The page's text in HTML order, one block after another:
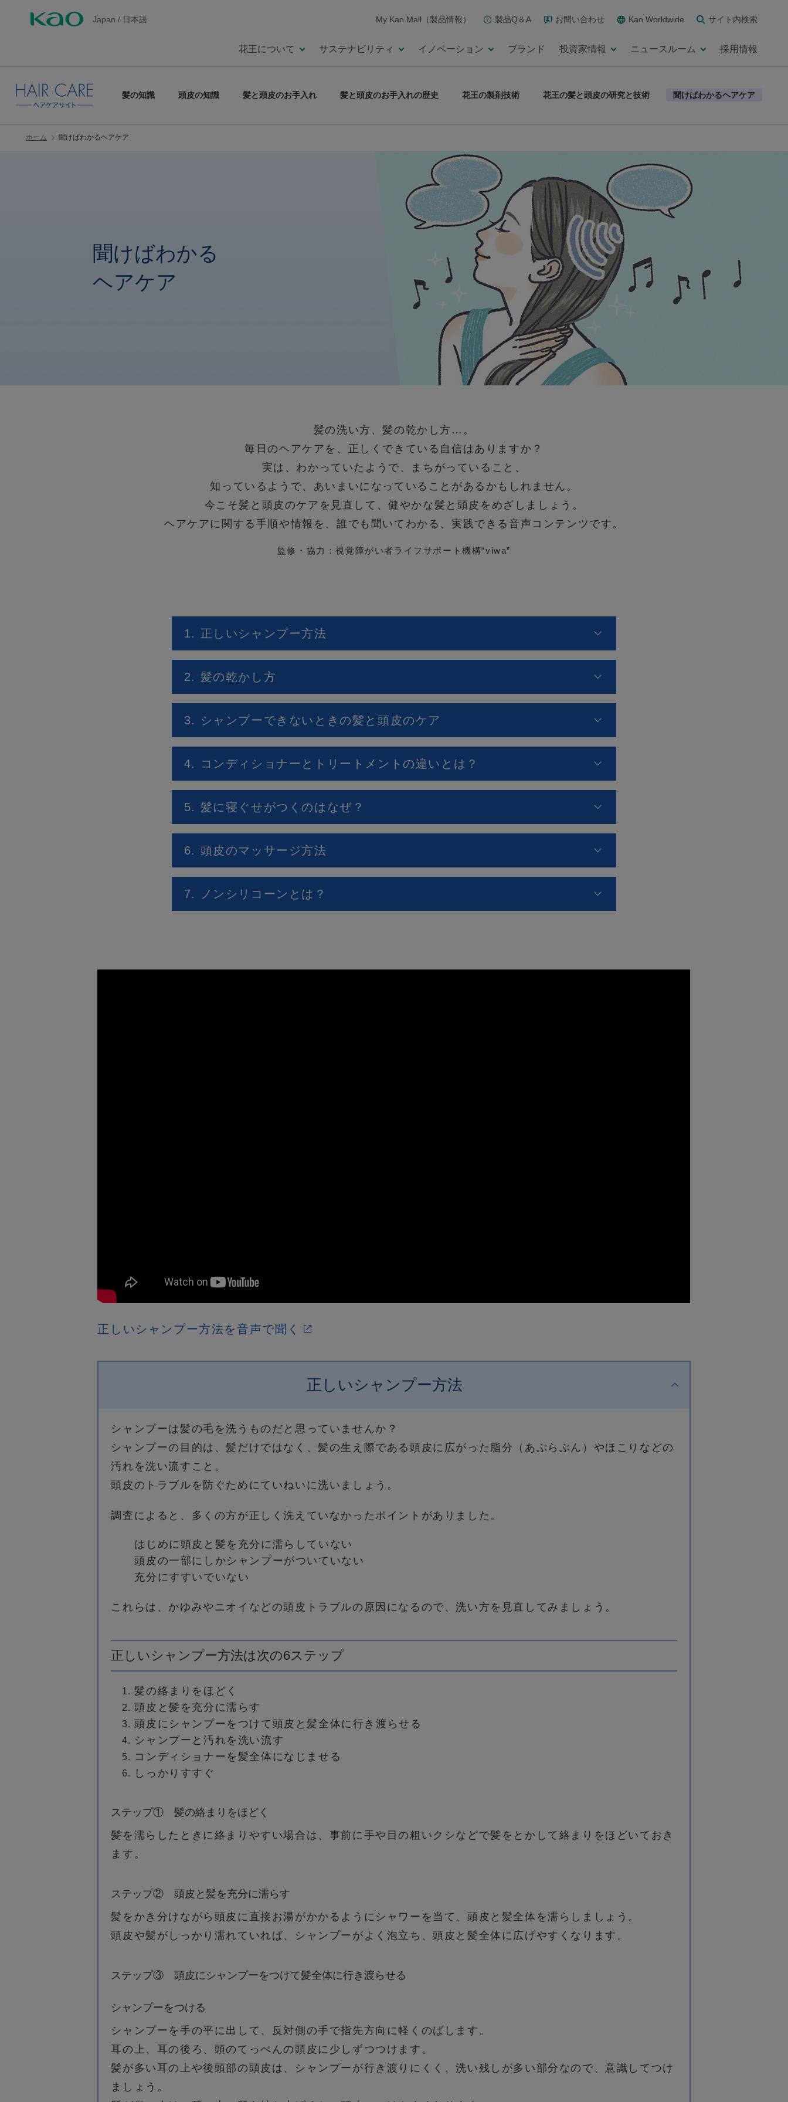
Japan / 日本語 My Kao Mall（製品情報） 製品Q＆A お問い合わせ Kao Worldwide サイト内検索
花王について サステナビリティ イノベーション ブランド 投資家情報 ニュースルーム 採用情報
髪の知識 頭皮の知識 髪と頭皮のお手入れ 髪と頭皮のお手入れの歴史 花王の製剤技術 花王の髪と頭皮の研究と技術 聞けばわかるヘアケア
ホーム 聞けばわかるヘアケア
聞けばわかる
ヘアケア
髪の洗い方、髪の乾かし方…。
毎日のヘアケアを、正しくできている自信はありますか？
実は、わかっていたようで、まちがっていること、
知っているようで、あいまいになっていることがあるかもしれません。
今こそ髪と頭皮のケアを見直して、健やかな髪と頭皮をめざしましょう。
ヘアケアに関する手順や情報を、誰でも聞いてわかる、実践できる音声コンテンツです。
監修・協力：視覚障がい者ライフサポート機構“viwa”
1. 正しいシャンプー方法
2. 髪の乾かし方
3. シャンプーできないときの髪と頭皮のケア
4. コンディショナーとトリートメントの違いとは？
5. 髪に寝ぐせがつくのはなぜ？
6. 頭皮のマッサージ方法
7. ノンシリコーンとは？
正しいシャンプー方法を音声で聞く
正しいシャンプー方法
シャンプーは髪の毛を洗うものだと思っていませんか？
シャンプーの目的は、髪だけではなく、髪の生え際である頭皮に広がった脂分（あぶらぶん）やほこりなどの
汚れを洗い流すこと。
頭皮のトラブルを防ぐためにていねいに洗いましょう。
調査によると、多くの方が正しく洗えていなかったポイントがありました。
はじめに頭皮と髪を充分に濡らしていない
頭皮の一部にしかシャンプーがついていない
充分にすすいでいない
これらは、かゆみやニオイなどの頭皮トラブルの原因になるので、洗い方を見直してみましょう。
正しいシャンプー方法は次の6ステップ
髪の絡まりをほどく
頭皮と髪を充分に濡らす
頭皮にシャンプーをつけて頭皮と髪全体に行き渡らせる
シャンプーと汚れを洗い流す
コンディショナーを髪全体になじませる
しっかりすすぐ
ステップ①髪の絡まりをほどく
髪を濡らしたときに絡まりやすい場合は、事前に手や目の粗いクシなどで髪をとかして絡まりをほどいておき
ます。
ステップ②頭皮と髪を充分に濡らす
髪をかき分けながら頭皮に直接お湯がかかるようにシャワーを当て、頭皮と髪全体を濡らしましょう。
頭皮や髪がしっかり濡れていれば、シャンプーがよく泡立ち、頭皮と髪全体に広げやすくなります。
ステップ③頭皮にシャンプーをつけて髪全体に行き渡らせる
シャンプーをつける
シャンプーを手の平に出して、反対側の手で指先方向に軽くのばします。
耳の上、耳の後ろ、頭のてっぺんの頭皮に少しずつつけます。
髪が多い耳の上や後頭部の頭皮は、シャンプーが行き渡りにくく、洗い残しが多い部分なので、意識してつけ
ましょう。